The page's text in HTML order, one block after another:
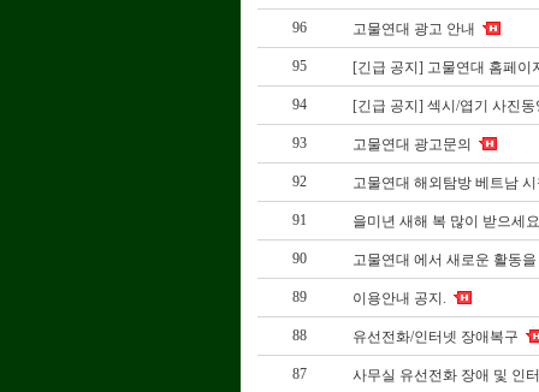
96 고물연대 광고 안내
95 [긴급 공지] 고물연대 홈페이
94 [긴급 공지] 섹시/엽기 사진
93 고물연대 광고문의
92 고물연대 해외탐방 베트남
91 을미년 새해 복 많이 받으세
90 고물연대 에서 새로운 활동
89 이용안내 공지.
88 유선전화/인터넷 장애복구
87 사무실 유선전화 장애 및 인